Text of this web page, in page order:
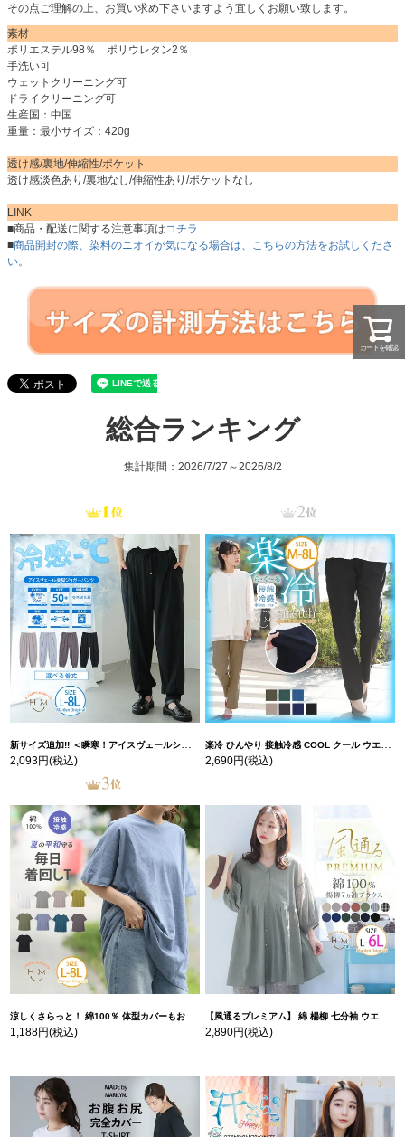
その点ご理解の上、お買い求め下さいますよう宜しくお願い致します。
素材
ポリエステル98％ ポリウレタン2％
手洗い可
ウェットクリーニング可
ドライクリーニング可
生産国：中国
重量：最小サイズ：420g
透け感/裏地/伸縮性/ポケット
透け感淡色あり/裏地なし/伸縮性あり/ポケットなし
LINK
■商品・配送に関する注意事項は コチラ
■商品開封の際、染料のニオイが気になる場合は、こちらの方法をお試しくださ
い。
総合ランキング
集計期間：2026/7/27～2026/8/2
新サイズ追加!! ＜瞬寒！アイスヴェールシリーズ＞ 美脚 ジョガーパンツ 【ウェストゴム】 【ストレッチ】 | 大きいサイズの通販ならハッピーマリリン
2,093円(税込)
楽冷 ひんやり 接触冷感 COOL クール ウエストゴム 楽ちん ストレッチ 美脚 レギパン 【ストレッチ】 | 大きいサイズの通販ならハッピーマリリン
2,690円(税込)
涼しくさらっと！ 綿100％ 体型カバーもお洒落も叶える 風合いコットン ゆるシルエット ドルマン | 大きいサイズの通販ならハッピーマリリン
1,188円(税込)
【風通るプレミアム】 綿 楊柳 七分袖 ウエストギャザー ブラウス | 大きいサイズの通販ならハッピーマリリン
2,890円(税込)
カートを確認